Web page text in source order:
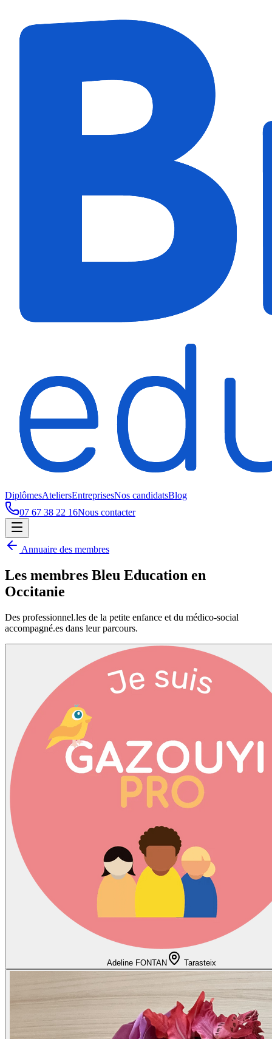
DiplômesAteliersEntreprisesNos candidatsBlog
07 67 38 22 16Nous contacter
Annuaire des membres
Les membres Bleu Education en
Occitanie
Des professionnel.les de la petite enfance et du médico-social
accompagné.es dans leur parcours.
Adeline FONTAN Tarasteix